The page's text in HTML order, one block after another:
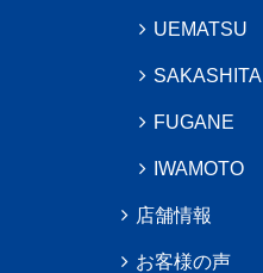
UEMATSU
SAKASHITA
FUGANE
IWAMOTO
店舗情報
お客様の声